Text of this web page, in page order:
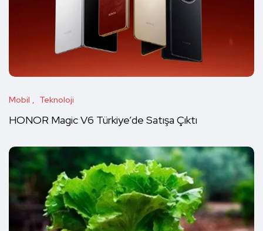
Mobil Teknoloji
HONOR Magic V6 Türkiye’de Satışa Çıktı